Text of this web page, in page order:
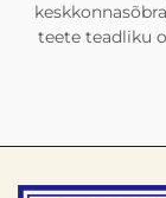
teete teadliku